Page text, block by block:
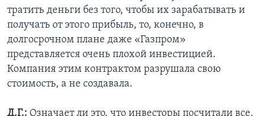
тратить деньги без того, чтобы их зарабатывать и
получать от этого прибыль, то, конечно, в
долгосрочном плане даже «Газпром»
представляется очень плохой инвестицией.
Компания этим контрактом разрушала свою
стоимость, а не создавала.
Д.Г.: Означает ли это, что инвесторы посчитали все,